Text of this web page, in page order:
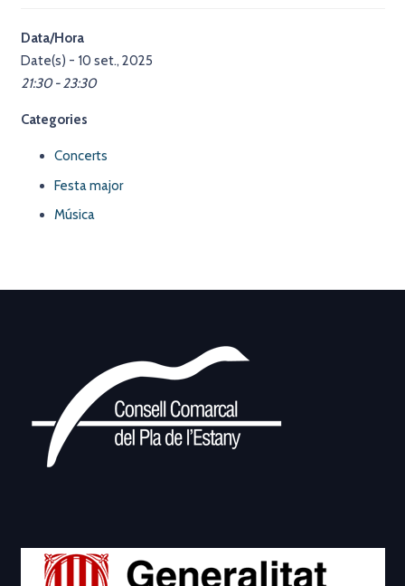
Data/Hora
Date(s) - 10 set., 2025
21:30 - 23:30
Categories
Concerts
Festa major
Música